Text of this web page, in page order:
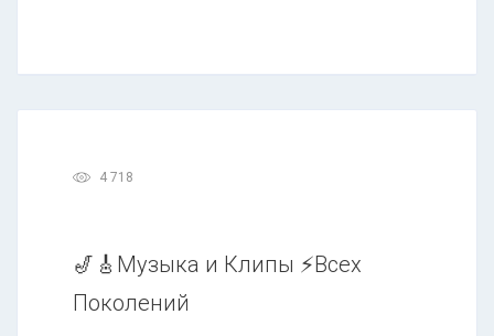
4 718
🎷🎸Музыка и Клипы ⚡Всех
Поколений